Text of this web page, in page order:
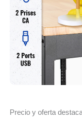
Precio y oferta